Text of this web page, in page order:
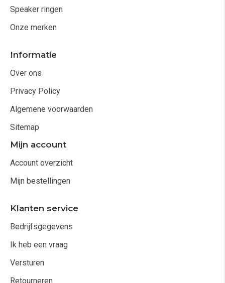
Speaker ringen
Onze merken
Informatie
Over ons
Privacy Policy
Algemene voorwaarden
Sitemap
Mijn account
Account overzicht
Mijn bestellingen
Klanten service
Bedrijfsgegevens
Ik heb een vraag
Versturen
Retourneren